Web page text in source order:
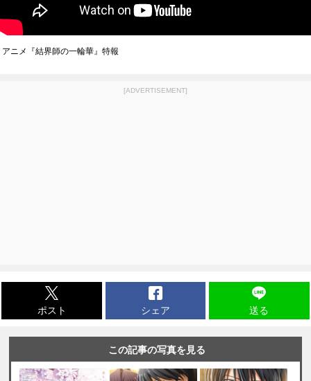
アニメ『結界師の一輪華』特報
[ADVERTISEMENT]
ポスト シェア 送る
この記事の写真を見る